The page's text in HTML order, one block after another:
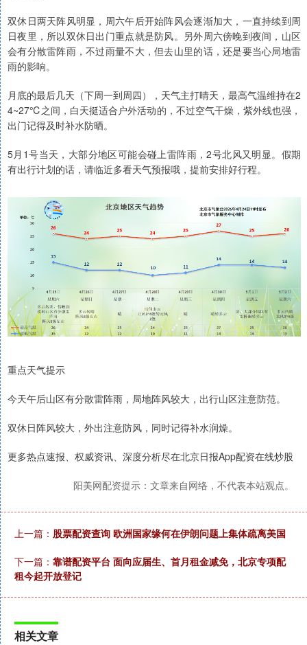
双休日两天阵风明显，周六午后开始阵风会逐渐加大，一直持续到周
日夜里，所以双休日出门重点就是防风。另外周六傍晚到夜间，山区
会有分散雷阵雨，不过雨量不大，但去山里的话，还是要当心局地雷
雨的影响。
月底的最后几天（下周一到周四），天气主打晴天，最高气温维持在2
4~27℃之间，白天挺适合户外活动的，不过空气干燥，紫外线也强，
出门记得及时补水防晒。
5月1号当天，大部分地区可能会碰上雷阵雨，2号北风又明显。假期
有出行计划的话，请临近多看天气预报哦，提前安排好行程。
重点天气提示
今天午后山区有分散雷阵雨，局地阵风较大，出行山区注意防范。
双休日阵风较大，外出注意防风，同时记得补水润燥。
更多热点速报、权威资讯、深度分析尽在北京日报App配资在线炒股
阳美网配资提示：文章来自网络，不代表本站观点。
上一篇： 股票配资查询 欧洲国家缘何在伊朗问题上集体疏离美国
下一篇： 靠谱配资平台 面向应届生、首月租金减免，北京专项配
租今起开放登记
相关文章